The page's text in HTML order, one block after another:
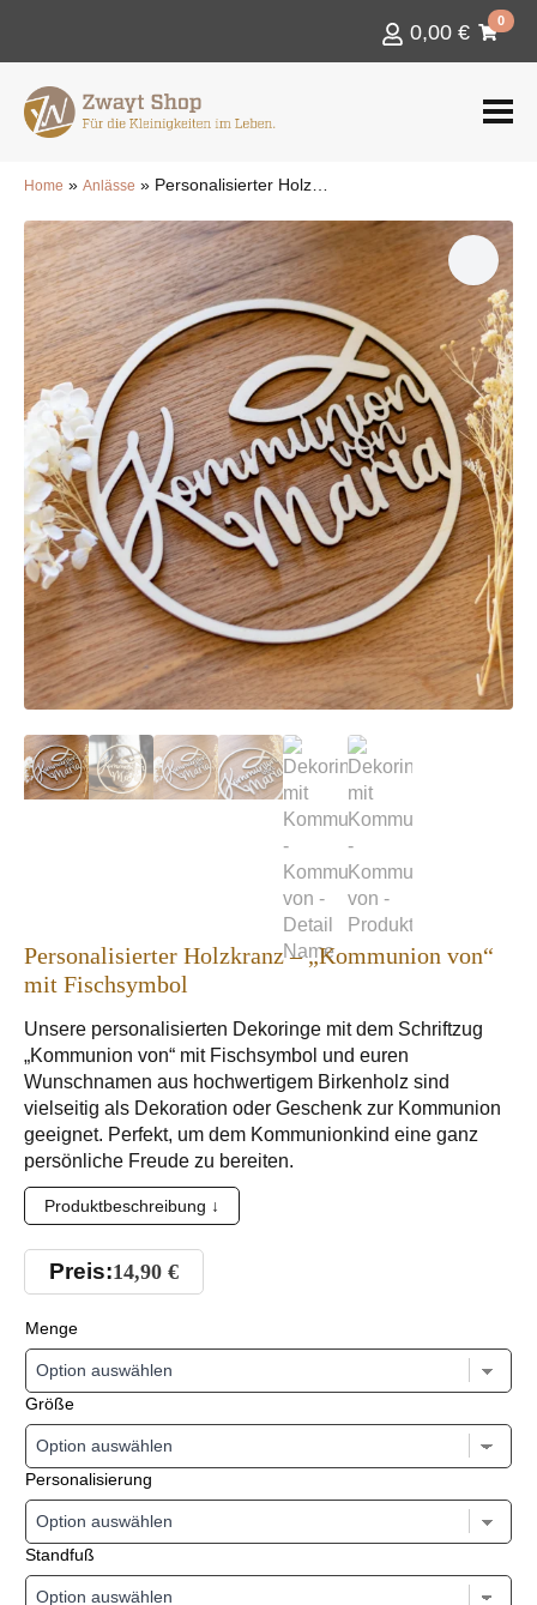
0,00 € 0
Home » Anlässe » Personalisierter Holzkranz – „Kommunion von“ mit Fischsymbol
Personalisierter Holzkranz – „Kommunion von“
mit Fischsymbol
Unsere personalisierten Dekoringe mit dem Schriftzug
„Kommunion von“ mit Fischsymbol und euren
Wunschnamen aus hochwertigem Birkenholz sind
vielseitig als Dekoration oder Geschenk zur Kommunion
geeignet. Perfekt, um dem Kommunionkind eine ganz
persönliche Freude zu bereiten.
Produktbeschreibung ↓
Preis:14,90 €
Menge
Größe
Personalisierung
Standfuß